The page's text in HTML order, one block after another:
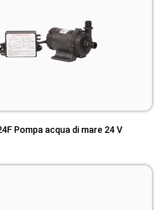
Pompa acqua di mare 24 V